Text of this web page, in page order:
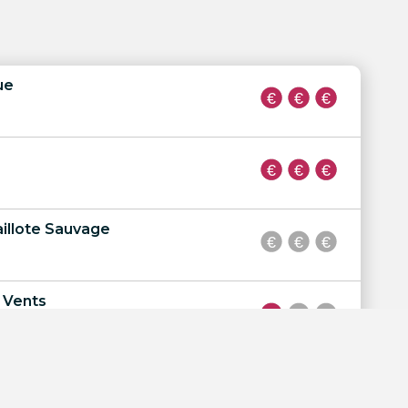
Sauvage
Vents